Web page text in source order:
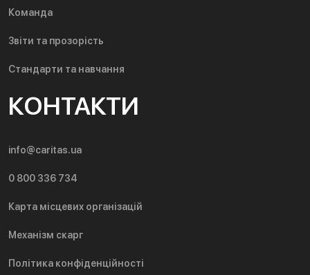
Команда
Звіти та прозорість
Стандарти та навчання
КОНТАКТИ
info@caritas.ua
0 800 336 734
Карта місцевих організацій
Механізм скарг
Політика конфіденційності